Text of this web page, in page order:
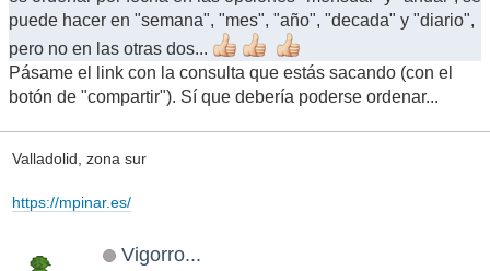
puede hacer en "semana", "mes", "año", "decada" y "diario",
pero no en las otras dos...
Pásame el link con la consulta que estás sacando (con el
botón de "compartir"). Sí que debería poderse ordenar...
Valladolid, zona sur
https://mpinar.es/
Vigorro...